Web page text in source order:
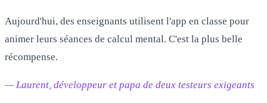
Aujourd'hui, des enseignants utilisent l'app en classe pour
animer leurs séances de calcul mental. C'est la plus belle
récompense.
— Laurent, développeur et papa de deux testeurs exigeants